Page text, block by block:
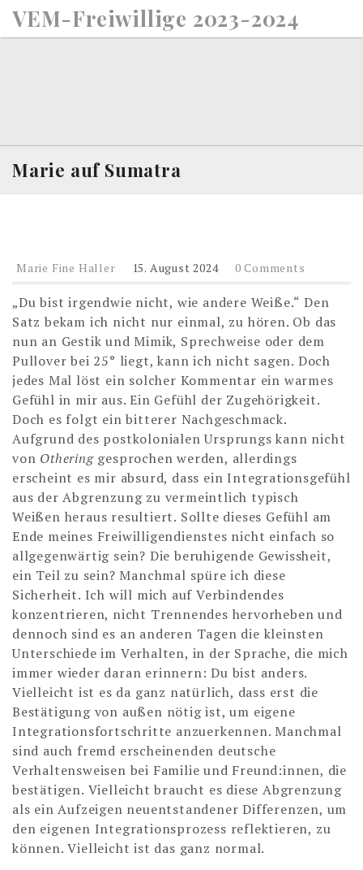
o
VEM-Freiwillige 2023-2024
Marie auf Sumatra
Marie Fine Haller 15. August 2024 0 Comments
„Du bist irgendwie nicht, wie andere Weiße.“ Den
Satz bekam ich nicht nur einmal, zu hören. Ob das
nun an Gestik und Mimik, Sprechweise oder dem
Pullover bei 25° liegt, kann ich nicht sagen. Doch
jedes Mal löst ein solcher Kommentar ein warmes
Gefühl in mir aus. Ein Gefühl der Zugehörigkeit.
Doch es folgt ein bitterer Nachgeschmack.
Aufgrund des postkolonialen Ursprungs kann nicht
von Otheringgesprochen werden, allerdings
erscheint es mir absurd, dass ein Integrationsgefühl
aus der Abgrenzung zu vermeintlich typisch
Weißen heraus resultiert. Sollte dieses Gefühl am
Ende meines Freiwilligendienstes nicht einfach so
allgegenwärtig sein? Die beruhigende Gewissheit,
ein Teil zu sein? Manchmal spüre ich diese
Sicherheit. Ich will mich auf Verbindendes
konzentrieren, nicht Trennendes hervorheben und
dennoch sind es an anderen Tagen die kleinsten
Unterschiede im Verhalten, in der Sprache, die mich
immer wieder daran erinnern: Du bist anders.
Vielleicht ist es da ganz natürlich, dass erst die
Bestätigung von außen nötig ist, um eigene
Integrationsfortschritte anzuerkennen. Manchmal
sind auch fremd erscheinenden deutsche
Verhaltensweisen bei Familie und Freund:innen, die
bestätigen. Vielleicht braucht es diese Abgrenzung
als ein Aufzeigen neuentstandener Differenzen, um
den eigenen Integrationsprozess reflektieren, zu
können. Vielleicht ist das ganz normal.